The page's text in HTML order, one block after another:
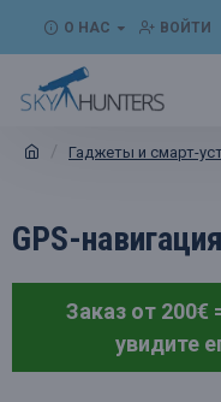
О НАС ВОЙТИ
Гаджеты и смарт-
GPS-навигация
Заказ от 200€
увидите